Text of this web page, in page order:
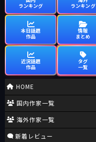
ランキング
ランキング
本日話題
作品
情報
まとめ
近況話題
作品
タグ
一覧
HOME
国内作家一覧
海外作家一覧
新着レビュー